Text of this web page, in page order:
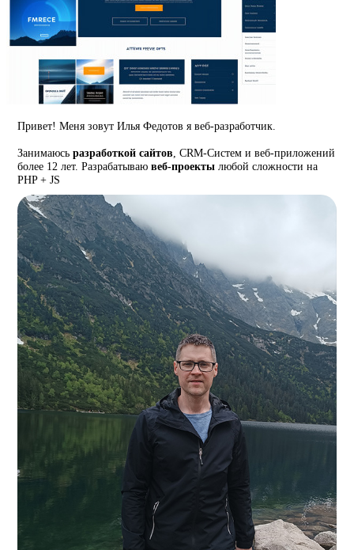
Привет! Меня зовут Илья Федотов я веб-разработчик.
Занимаюсьразработкой сайтов , CRM-Систем и веб-приложений
более 12 лет. Разрабатываювеб-проекты любой сложности на
PHP + JS